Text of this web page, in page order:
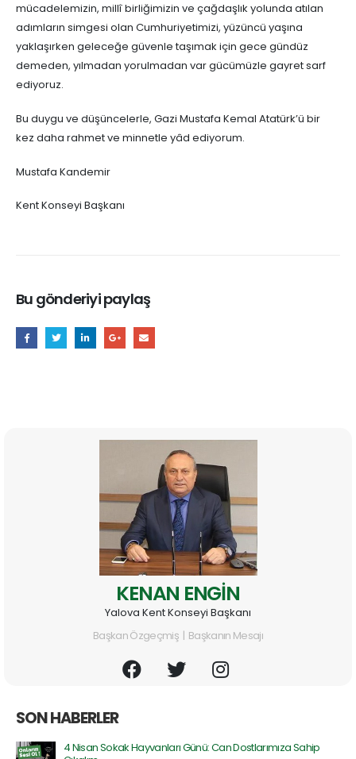
mücadelemizin, millî birliğimizin ve çağdaşlık yolunda atılan
adımların simgesi olan Cumhuriyetimizi, yüzüncü yaşına
yaklaşırken geleceğe güvenle taşımak için gece gündüz
demeden, yılmadan yorulmadan var gücümüzle gayret sarf
ediyoruz.
Bu duygu ve düşüncelerle, Gazi Mustafa Kemal Atatürk’ü bir
kez daha rahmet ve minnetle yâd ediyorum.
Mustafa Kandemir
Kent Konseyi Başkanı
Bu gönderiyi paylaş
KENAN ENGİN
Yalova Kent Konseyi Başkanı
Başkan Özgeçmiş | Başkanın Mesajı
SON HABERLER
4 Nisan Sokak Hayvanları Günü: Can Dostlarımıza Sahip